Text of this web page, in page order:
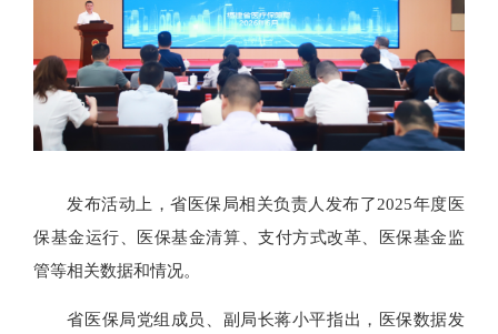
发布活动上，省医保局相关负责人发布了2025年度医
保基金运行、医保基金清算、支付方式改革、医保基金监
管等相关数据和情况。
省医保局党组成员、副局长蒋小平指出，医保数据发